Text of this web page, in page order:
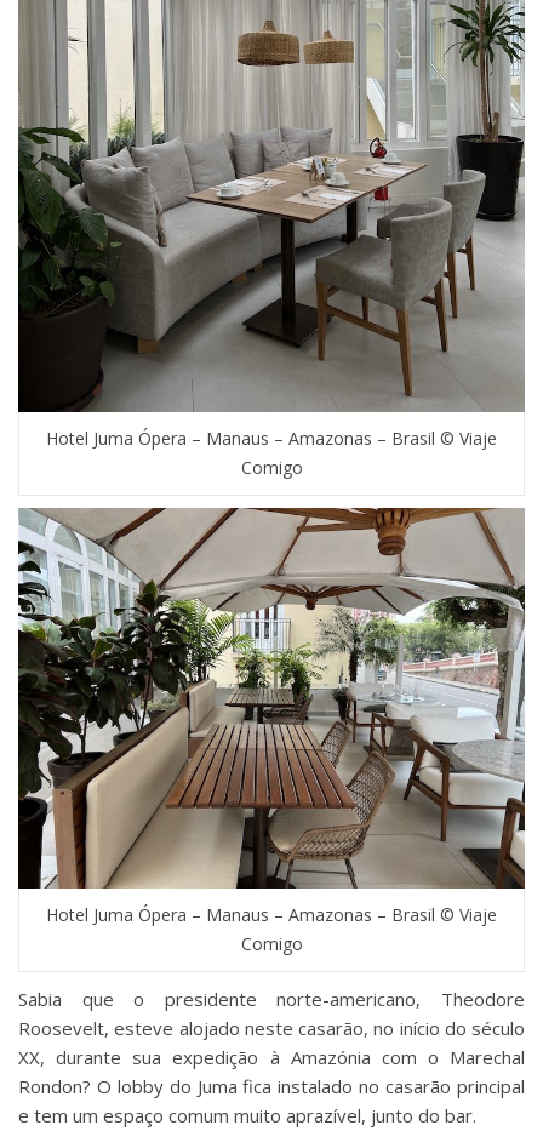
Hotel Juma Ópera – Manaus – Amazonas – Brasil © Viaje
Comigo
Hotel Juma Ópera – Manaus – Amazonas – Brasil © Viaje
Comigo
Sabia que o presidente norte-americano, Theodore
Roosevelt, esteve alojado neste casarão, no início do século
XX, durante sua expedição à Amazónia com o Marechal
Rondon? O lobby do Juma fica instalado no casarão principal
e tem um espaço comum muito aprazível, junto do bar.